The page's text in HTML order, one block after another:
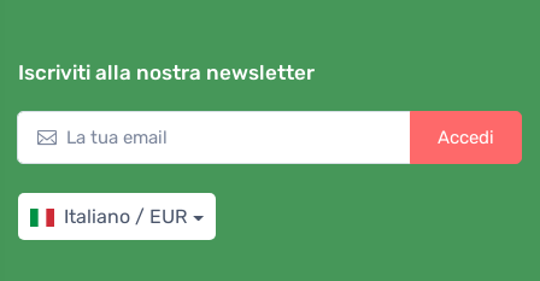
Iscriviti alla nostra newsletter
Accedi
Italiano / EUR